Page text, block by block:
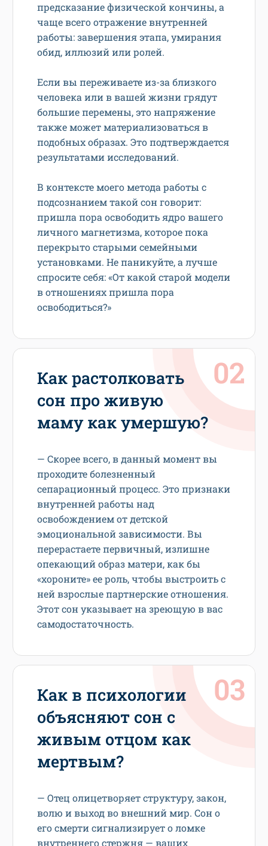
предсказание физической кончины, а
чаще всего отражение внутренней
работы: завершения этапа, умирания
обид, иллюзий или ролей.
Если вы переживаете из-за близкого
человека или в вашей жизни грядут
большие перемены, это напряжение
также может материализоваться в
подобных образах. Это подтверждается
результатами исследований.
В контексте моего метода работы с
подсознанием такой сон говорит:
пришла пора освободить ядро вашего
личного магнетизма, которое пока
перекрыто старыми семейными
установками. Не паникуйте, а лучше
спросите себя: «От какой старой модели
в отношениях пришла пора
освободиться?»
Как растолковать
сон про живую
маму как умершую?
— Скорее всего, в данный момент вы
проходите болезненный
сепарационный процесс. Это признаки
внутренней работы над
освобождением от детской
эмоциональной зависимости. Вы
перерастаете первичный, излишне
опекающий образ матери, как бы
«хороните» ее роль, чтобы выстроить с
ней взрослые партнерские отношения.
Этот сон указывает на зреющую в вас
самодостаточность.
Как в психологии
объясняют сон с
живым отцом как
мертвым?
— Отец олицетворяет структуру, закон,
волю и выход во внешний мир. Сон о
его смерти сигнализирует о ломке
внутреннего стержня — ваших